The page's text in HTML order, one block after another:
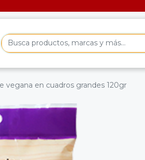
vegana en cuadros grandes 120gr